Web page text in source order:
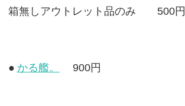
箱無しアウトレット品のみ 500円
● かる艦。 900円